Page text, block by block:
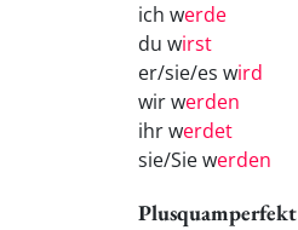
ich werde
du wirst
er/sie/es wird
wir werden
ihr werdet
sie/Sie werden
Plusquamperfekt